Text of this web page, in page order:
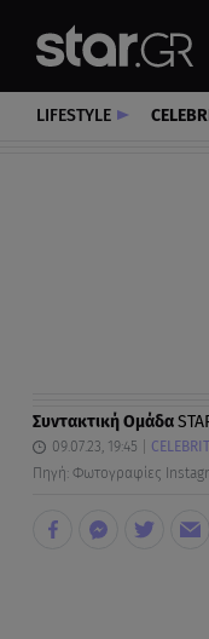
LIFESTYLE
Συντακτική Ομάδα
09.07.23, 19:45
Πηγή: Φωτογραφίες